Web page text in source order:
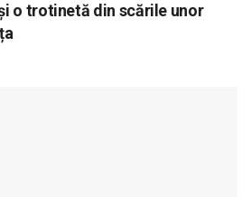
o trotinetă din scările unor